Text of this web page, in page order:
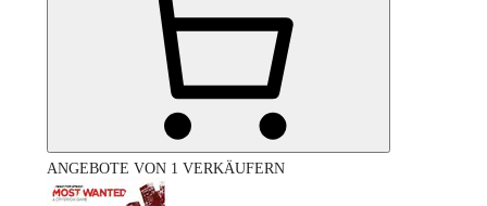
ANGEBOTE VON 1 VERKÄUFERN